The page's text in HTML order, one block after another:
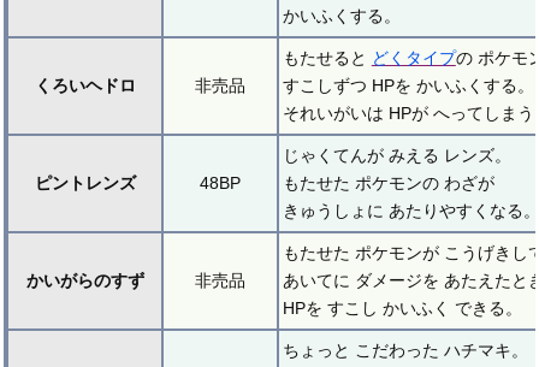
かいふくする。
くろいヘドロ 非売品
もたせると どくタイプの ポケモ
すこしずつ HPを かいふくする。
それいがいは HPが へってしまう
ピントレンズ 48BP
じゃくてんが みえる レンズ。
もたせた ポケモンの わざが
きゅうしょに あたりやすくなる。
かいがらのすず 非売品
もたせた ポケモンが こうげきし
あいてに ダメージを あたえたと
HPを すこし かいふく できる。
ちょっと こだわった ハチマキ。